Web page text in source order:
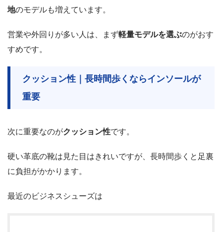
地のモデルも増えています。
営業や外回りが多い人は、まず軽量モデルを選ぶのがおす
すめです。
クッション性｜長時間歩くならインソールが
重要
次に重要なのがクッション性です。
硬い革底の靴は見た目はきれいですが、長時間歩くと足裏
に負担がかかります。
最近のビジネスシューズは